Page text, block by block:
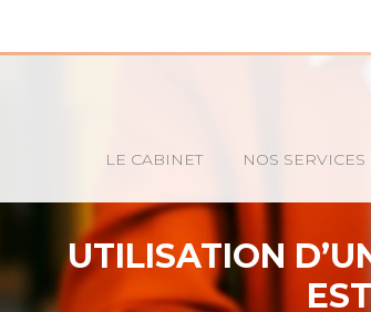
Principal
LE CABINET NOS SERVICES
UTILISATION